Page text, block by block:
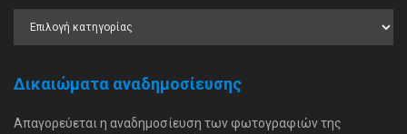
Δικαιώματα αναδημοσίευσης
Απαγορεύεται η αναδημοσίευση των φωτογραφιών της